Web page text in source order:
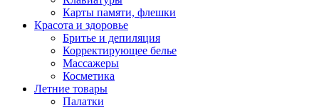
Карты памяти, флешки
Красота и здоровье
Бритье и депиляция
Корректирующее белье
Массажеры
Косметика
Летние товары
Палатки